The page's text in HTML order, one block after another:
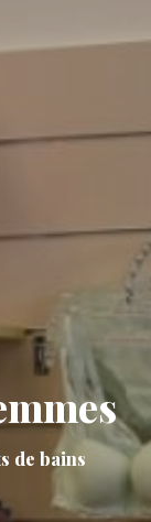
de bains